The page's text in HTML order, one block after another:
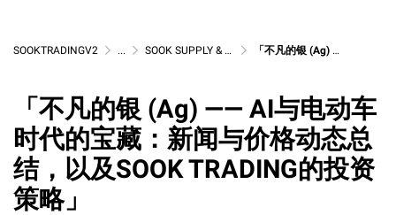
SOOKTRADINGV2 ... SOOK SUPPLY & SERVICE 「不凡的银 (Ag) —— AI与电动车时代的宝藏：新闻与价格动态总结，以及SOOK TRADING的投资策略」
「不凡的银 (Ag) —— AI与电动车
时代的宝藏：新闻与价格动态总
结，以及SOOK TRADING的投资
策略」